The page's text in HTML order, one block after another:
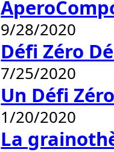
9/28/2020
Défi Zéro
7/25/2020
Un Défi
1/20/2020
La